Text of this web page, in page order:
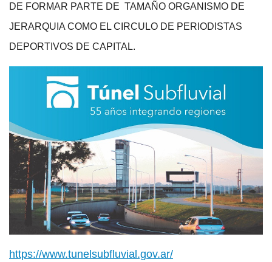
DE FORMAR PARTE DE TAMAÑO ORGANISMO DE
JERARQUIA COMO EL CIRCULO DE PERIODISTAS
DEPORTIVOS DE CAPITAL.
https://www.tunelsubfluvial.gov.ar/